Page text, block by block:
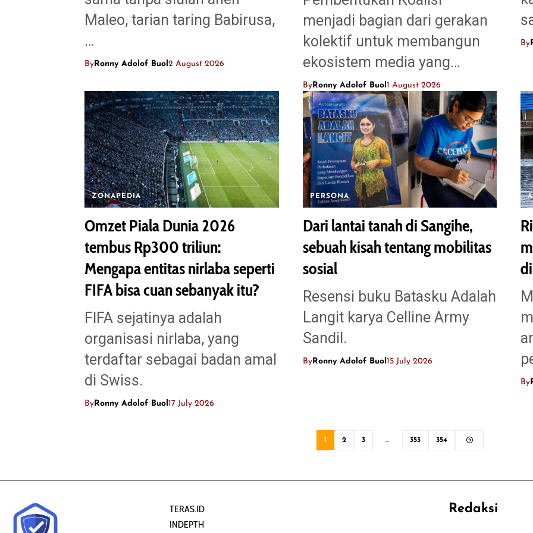
Maleo, tarian taring Babirusa,
…
By Ronny Adolof Buol 2 August 2026
menjadi bagian dari gerakan
kolektif untuk membangun
ekosistem media yang…
ByRonny Adolof Buol 1 August 2026
By
ZONAPEDIA
Omzet Piala Dunia 2026
tembus Rp300 triliun:
Mengapa entitas nirlaba seperti
FIFA bisa cuan sebanyak itu?
FIFA sejatinya adalah
organisasi nirlaba, yang
terdaftar sebagai badan amal
di Swiss.
By Ronny Adolof Buol 17 July 2026
PERSONA
Dari lantai tanah di Sangihe,
sebuah kisah tentang mobilitas
sosial
Resensi buku Batasku Adalah
Langit karya Celline Army
Sandil.
ByRonny Adolof Buol 15 July 2026
By
1 2 3 … 353 354
TERAS.ID
INDEPTH
Redaksi